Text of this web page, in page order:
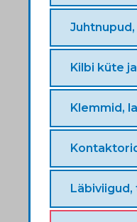
Kilbi küte
Klemmid,
Läbiviigud,